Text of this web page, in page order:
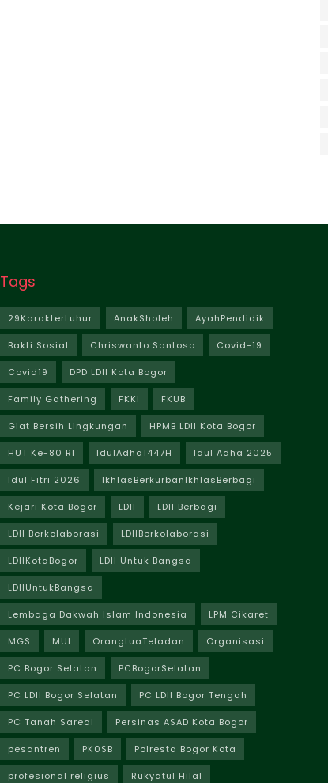
Tags
29KarakterLuhur AnakSholeh AyahPendidik
Bakti Sosial Chriswanto Santoso Covid-19
Covid19 DPD LDII Kota Bogor
Family Gathering FKKI FKUB
Giat Bersih Lingkungan HPMB LDII Kota Bogor
HUT Ke-80 RI IdulAdha1447H Idul Adha 2025
Idul Fitri 2026 IkhlasBerkurbanIkhlasBerbagi
Kejari Kota Bogor LDII LDII Berbagi
LDII Berkolaborasi LDIIBerkolaborasi
LDIIKotaBogor LDII Untuk Bangsa
LDIIUntukBangsa
Lembaga Dakwah Islam Indonesia LPM Cikaret
MGS MUI OrangtuaTeladan Organisasi
PC Bogor Selatan PCBogorSelatan
PC LDII Bogor Selatan PC LDII Bogor Tengah
PC Tanah Sareal Persinas ASAD Kota Bogor
pesantren PK0SB Polresta Bogor Kota
profesional religius Rukyatul Hilal